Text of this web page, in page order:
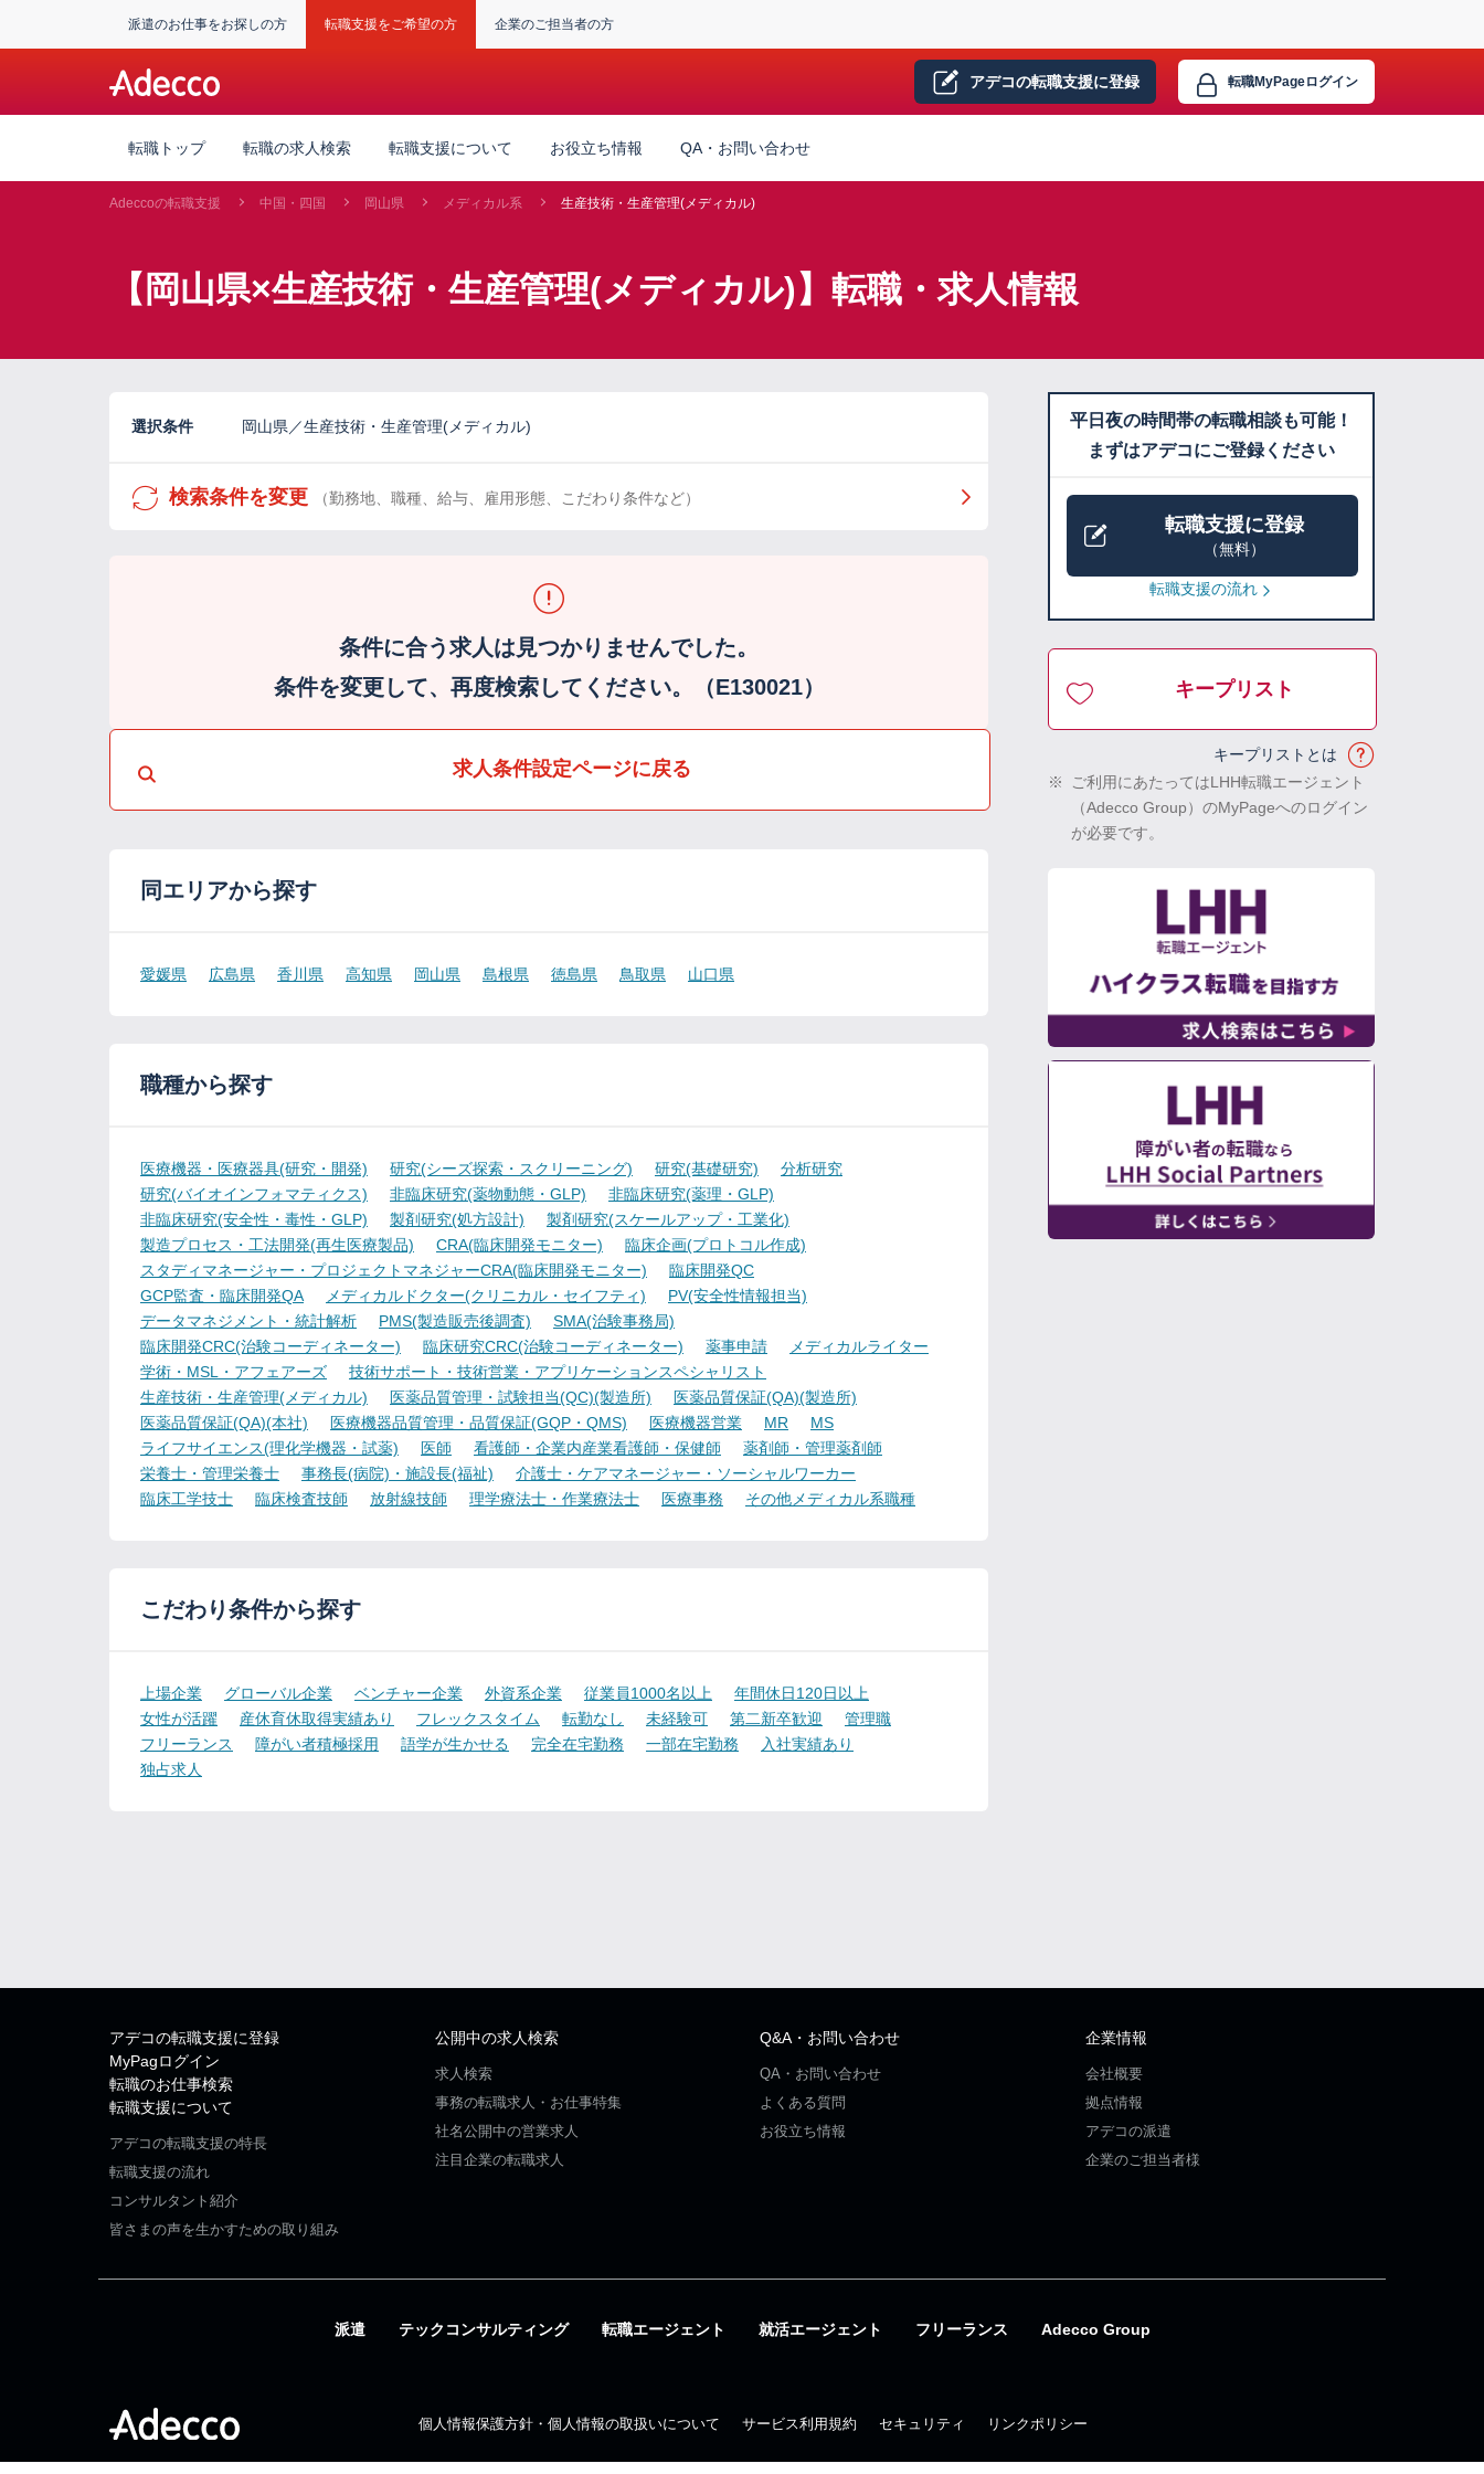
派遣のお仕事をお探しの方 転職支援をご希望の方 企業のご担当者の方
アデコの転職支援に登録 転職MyPageログイン
転職トップ 転職の求人検索 転職支援について お役立ち情報 QA・お問い合わせ
Adeccoの転職支援 中国・四国 岡山県 メディカル系 生産技術・生産管理(メディカル)
【岡山県×生産技術・生産管理(メディカル)】転職・求人情報
選択条件 岡山県／生産技術・生産管理(メディカル)
検索条件を変更 （勤務地、職種、給与、雇用形態、こだわり条件など）
条件に合う求人は見つかりませんでした。
条件を変更して、再度検索してください。（E130021）
求人条件設定ページに戻る
同エリアから探す
愛媛県 広島県 香川県 高知県 岡山県 島根県 徳島県 鳥取県 山口県
職種から探す
医療機器・医療器具(研究・開発) 研究(シーズ探索・スクリーニング) 研究(基礎研究)
分析研究
研究(バイオインフォマティクス)
非臨床研究(薬物動態・GLP)
非臨床研究(薬理・GLP)
非臨床研究(安全性・毒性・GLP)
製剤研究(処方設計)
製剤研究(スケールアップ・工業化)
製造プロセス・工法開発(再生医療製品)
CRA(臨床開発モニター)
臨床企画(プロトコル作成)
スタディマネージャー・プロジェクトマネジャーCRA(臨床開発モニター)
臨床開発QC
GCP監査・臨床開発QA
メディカルドクター(クリニカル・セイフティ)
PV(安全性情報担当)
データマネジメント・統計解析
PMS(製造販売後調査)
SMA(治験事務局)
臨床開発CRC(治験コーディネーター)
臨床研究CRC(治験コーディネーター) 薬事申請
メディカルライター
学術・MSL・アフェアーズ
技術サポート・技術営業・アプリケーションスペシャリスト
生産技術・生産管理(メディカル)
医薬品質管理・試験担当(QC)(製造所)
医薬品質保証(QA)(製造所)
医薬品質保証(QA)(本社)
医療機器品質管理・品質保証(GQP・QMS) 医療機器営業 MR
MS
ライフサイエンス(理化学機器・試薬)
医師 看護師・企業内産業看護師・保健師
薬剤師・管理薬剤師
栄養士・管理栄養士
事務長(病院)・施設長(福祉)
介護士・ケアマネージャー・ソーシャルワーカー
臨床工学技士
臨床検査技師 放射線技師 理学療法士・作業療法士 医療事務 その他メディカル系職種
こだわり条件から探す
上場企業 グローバル企業 ベンチャー企業 外資系企業 従業員1000名以上
年間休日120日以上
女性が活躍
産休育休取得実績あり フレックスタイム 転勤なし 未経験可 第二新卒歓迎
管理職
フリーランス
障がい者積極採用 語学が生かせる 完全在宅勤務 一部在宅勤務
入社実績あり
独占求人
平日夜の時間帯の転職相談も可能！
まずはアデコにご登録ください
転職支援に登録
（無料）
転職支援の流れ
キープリスト
キープリストとは
※
ご利用にあたってはLHH転職エージェント
（Adecco Group）のMyPageへのログイン
が必要です。
アデコの転職支援に登録
MyPagログイン
転職のお仕事検索
転職支援について
アデコの転職支援の特長
転職支援の流れ
コンサルタント紹介
皆さまの声を生かすための取り組み
公開中の求人検索
求人検索
事務の転職求人・お仕事特集
社名公開中の営業求人
注目企業の転職求人
Q&A・お問い合わせ
QA・お問い合わせ
よくある質問
お役立ち情報
企業情報
会社概要
拠点情報
アデコの派遣
企業のご担当者様
派遣 テックコンサルティング 転職エージェント 就活エージェント フリーランス Adecco Group
個人情報保護方針・個人情報の取扱いについて サービス利用規約 セキュリティ リンクポリシー